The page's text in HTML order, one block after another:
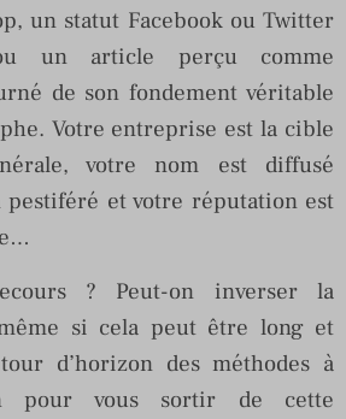
un statut Facebook ou Twitter
un article perçu comme
de son fondement véritable
Votre entreprise est la cible
votre nom est diffusé
pestiféré et votre réputation est
? Peut-on inverser la
si cela peut être long et
d’horizon des méthodes à
pour vous sortir de cette